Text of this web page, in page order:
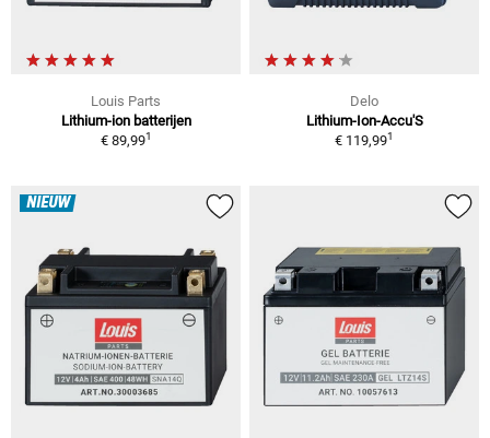
Louis Parts
Lithium-ion batterijen
€ 89,991
Delo
Lithium-Ion-Accu'S
€ 119,991
NIEUW